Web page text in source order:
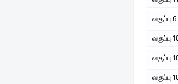
வகுப்பு
வகுப்பு
வகுப்பு
வகுப்பு